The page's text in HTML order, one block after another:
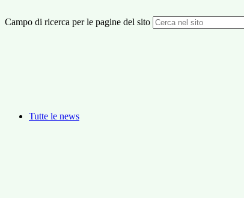
Campo di ricerca per le pagine del sito
Tutte le news